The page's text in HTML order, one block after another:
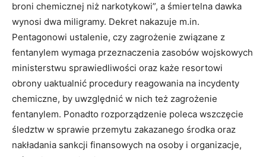
broni chemicznej niż narkotykowi”, a śmiertelna dawka
wynosi dwa miligramy. Dekret nakazuje m.in.
Pentagonowi ustalenie, czy zagrożenie związane z
fentanylem wymaga przeznaczenia zasobów wojskowych
ministerstwu sprawiedliwości oraz każe resortowi
obrony uaktualnić procedury reagowania na incydenty
chemiczne, by uwzględnić w nich też zagrożenie
fentanylem. Ponadto rozporządzenie poleca wszczęcie
śledztw w sprawie przemytu zakazanego środka oraz
nakładania sankcji finansowych na osoby i organizacje,